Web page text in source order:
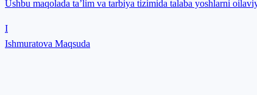
Ushbu maqolada ta’lim va tarbiya tizimida talaba yoshlarni
I
Ishmuratova Maqsuda